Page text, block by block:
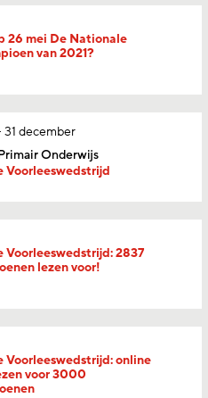
26 mei De Nationale
van 2021?
31 december
Onderwijs
Voorleeswedstrijd
Voorleeswedstrijd: 2837
lezen voor!
Voorleeswedstrijd: online
voor 3000